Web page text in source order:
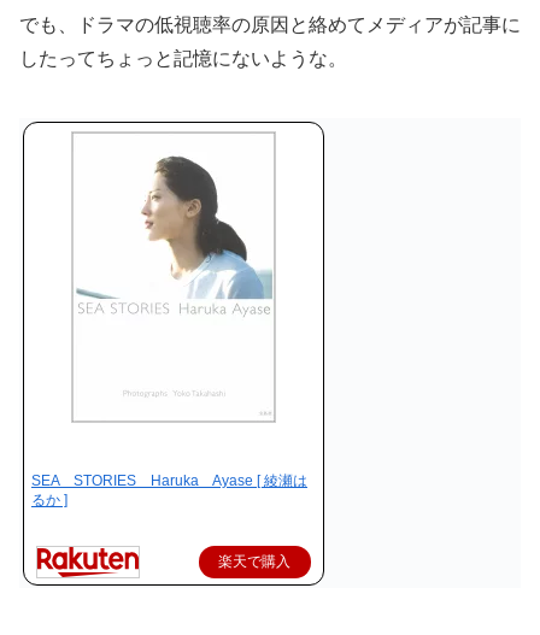
でも、ドラマの低視聴率の原因と絡めてメディアが記事に
したってちょっと記憶にないような。
SEA STORIES Haruka Ayase [ 綾瀬は
るか ]
楽天で購入